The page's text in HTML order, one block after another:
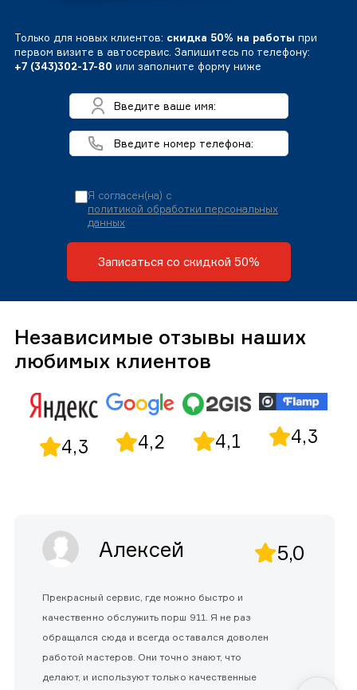
Только для новых клиентов: скидка 50% на работы при
первом визите в автосервис. Запишитесь по телефону:
+7 (343)302-17-80 или заполните форму ниже
Я согласен(на) с
политикой обработки персональных
данных
Записаться со скидкой 50%
Независимые отзывы наших
любимых клиентов
4,3 4,2 4,1 4,3
Алексей 5,0
Прекрасный сервис, где можно быстро и
качественно обслужить порш 911. Я не раз
обращался сюда и всегда оставался доволен
работой мастеров. Они точно знают, что
делают, и используют только качественные